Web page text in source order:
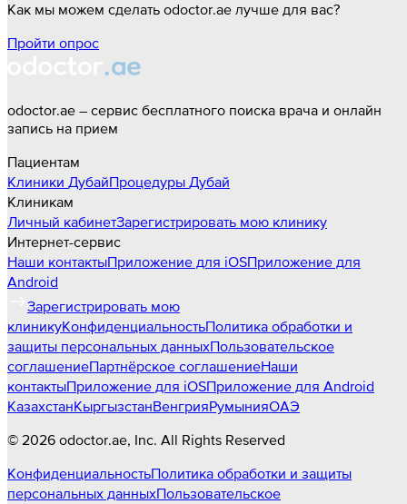
Как мы можем сделать odoctor.ae лучше для вас?
Пройти опрос
odoctor.ae – сервис бесплатного поиска врача и онлайн
запись на прием
Пациентам
Клиники ДубайПроцедуры Дубай
Клиникам
Личный кабинетЗарегистрировать мою клинику
Интернет-сервис
Наши контактыПриложение для iOSПриложение для
Android
Зарегистрировать мою
клиникуКонфиденциальностьПолитика обработки и
защиты персональных данныхПользовательское
соглашениеПартнёрское соглашениеНаши
контактыПриложение для iOSПриложение для Android
КазахстанКыргызстанВенгрияРумынияОАЭ
© 2026 odoctor.ae, Inc. All Rights Reserved
КонфиденциальностьПолитика обработки и защиты
персональных данныхПользовательское